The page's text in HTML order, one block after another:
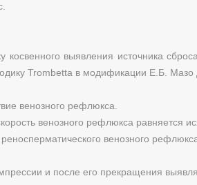
косвенного выявления источника
Trombetta в модификации Е.Б. Мазо
венозного рефлюкса.
венозного рефлюкса равняется
венозного
и после его прекращения